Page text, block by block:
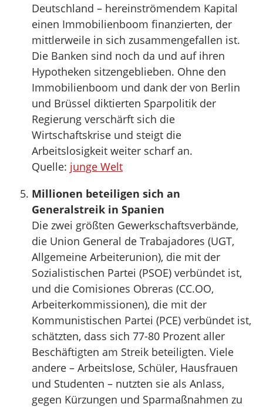
Deutschland – hereinströmendem Kapital
einen Immobilienboom finanzierten, der
mittlerweile in sich zusammengefallen ist.
Die Banken sind noch da und auf ihren
Hypotheken sitzengeblieben. Ohne den
Immobilienboom und dank der von Berlin
und Brüssel diktierten Sparpolitik der
Regierung verschärft sich die
Wirtschaftskrise und steigt die
Arbeitslosigkeit weiter scharf an.
Quelle: junge Welt
Millionen beteiligen sich an
Generalstreik in Spanien
Die zwei größten Gewerkschaftsverbände,
die Union General de Trabajadores (UGT,
Allgemeine Arbeiterunion), die mit der
Sozialistischen Partei (PSOE) verbündet ist,
und die Comisiones Obreras (CC.OO,
Arbeiterkommissionen), die mit der
Kommunistischen Partei (PCE) verbündet ist,
schätzten, dass sich 77-80 Prozent aller
Beschäftigten am Streik beteiligten. Viele
andere – Arbeitslose, Schüler, Hausfrauen
und Studenten – nutzten sie als Anlass,
gegen Kürzungen und Sparmaßnahmen zu